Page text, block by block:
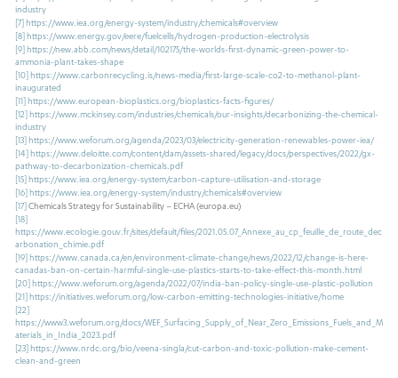
industry
[7] https://www.iea.org/energy-system/industry/chemicals#overview
[8] https://www.energy.gov/eere/fuelcells/hydrogen-production-electrolysis
[9] https://new.abb.com/news/detail/102175/the-worlds-first-dynamic-green-power-to-
ammonia-plant-takes-shape
[10] https://www.carbonrecycling.is/news-media/first-large-scale-co2-to-methanol-plant-
inaugurated
[11] https://www.european-bioplastics.org/bioplastics-facts-figures/
[12] https://www.mckinsey.com/industries/chemicals/our-insights/decarbonizing-the-chemical-
industry
[13] https://www.weforum.org/agenda/2023/03/electricity-generation-renewables-power-iea/
[14] https://www.deloitte.com/content/dam/assets-shared/legacy/docs/perspectives/2022/gx-
pathway-to-decarbonization-chemicals.pdf
[15] https://www.iea.org/energy-system/carbon-capture-utilisation-and-storage
[16] https://www.iea.org/energy-system/industry/chemicals#overview
[17] Chemicals Strategy for Sustainability – ECHA (europa.eu)
[18]
https://www.ecologie.gouv.fr/sites/default/files/2021.05.07_Annexe_au_cp_feuille_de_route_dec
arbonation_chimie.pdf
[19] https://www.canada.ca/en/environment-climate-change/news/2022/12/change-is-here-
canadas-ban-on-certain-harmful-single-use-plastics-starts-to-take-effect-this-month.html
[20] https://www.weforum.org/agenda/2022/07/india-ban-policy-single-use-plastic-pollution
[21] https://initiatives.weforum.org/low-carbon-emitting-technologies-initiative/home
[22]
https://www3.weforum.org/docs/WEF_Surfacing_Supply_of_Near_Zero_Emissions_Fuels_and_M
aterials_in_India_2023.pdf
[23] https://www.nrdc.org/bio/veena-singla/cut-carbon-and-toxic-pollution-make-cement-
clean-and-green